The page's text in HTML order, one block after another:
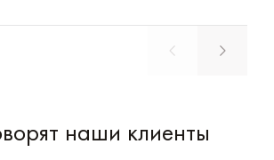
наши клиенты